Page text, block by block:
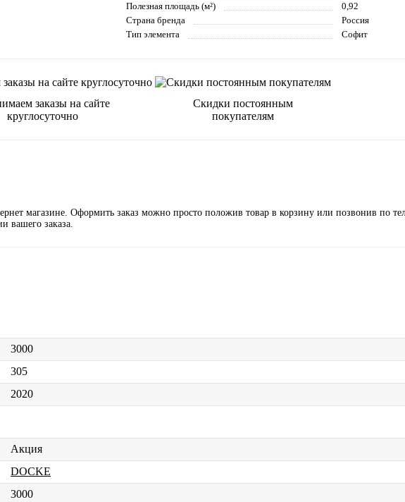
Полезная площадь (м²)
0,92
Страна бренда
Россия
Тип элемента
Софит
заказы на сайте
круглосуточно
Скидки постоянным
покупателям
магазине. Оформить заказ можно просто положив товар в корзину или позвонив по
вашего заказа.
3000
305
2020
Акция
DOCKE
3000